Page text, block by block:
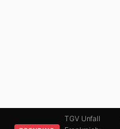
TGV Unfall